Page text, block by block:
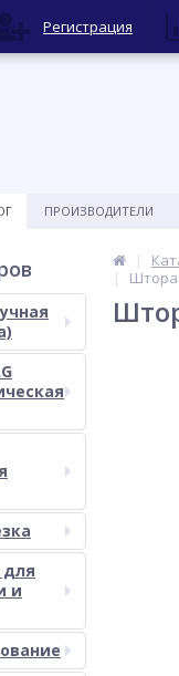
ПРОИЗВОДИТЕЛИ
и
Штора
Регистрация